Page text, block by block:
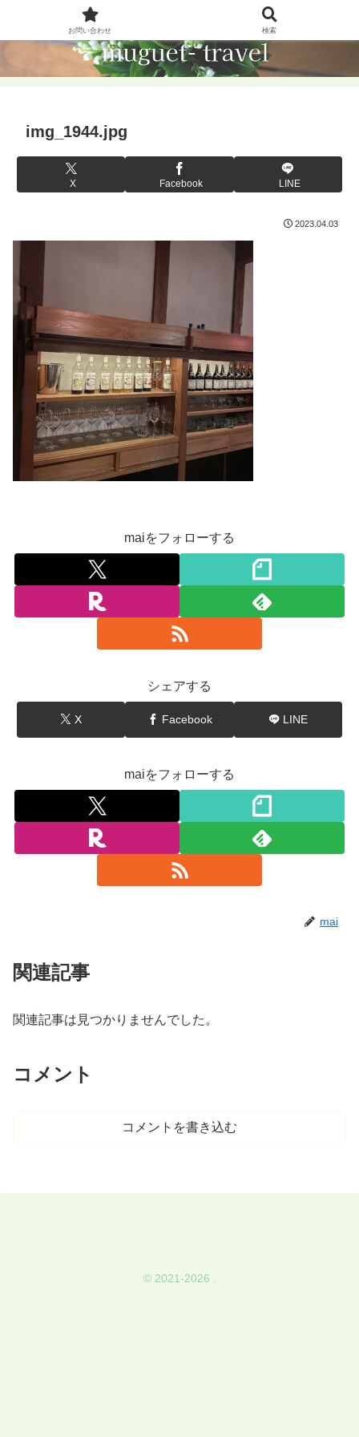
img_1944.jpg
X Facebook LINE
2023.04.03
maiをフォローする
シェアする
X Facebook LINE
maiをフォローする
mai
関連記事
関連記事は見つかりませんでした。
コメント
コメントを書き込む
© 2021-2026 .
お問い合わせ 検索